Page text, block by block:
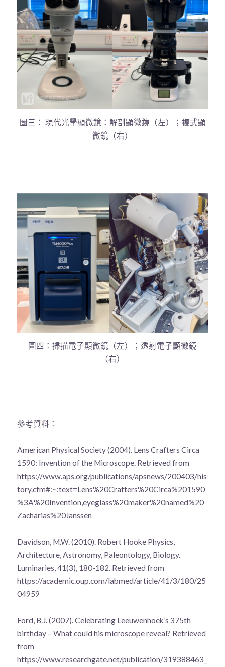
圖三： 現代光學顯微鏡：解剖顯微鏡（左）；複式顯
微鏡（右）
圖四：掃描電子顯微鏡（左）；透射電子顯微鏡
（右）
參考資料：
American Physical Society (2004). Lens Crafters Circa
1590: Invention of the Microscope. Retrieved from
https://www.aps.org/publications/apsnews/200403/his
tory.cfm#:~:text=Lens%20Crafters%20Circa%201590
%3A%20Invention,eyeglass%20maker%20named%20
Zacharias%20Janssen
Davidson, M.W. (2010). Robert Hooke Physics,
Architecture, Astronomy, Paleontology, Biology.
Luminaries, 41(3), 180-182. Retrieved from
https://academic.oup.com/labmed/article/41/3/180/25
04959
Ford, B.J. (2007). Celebrating Leeuwenhoek’s 375th
birthday – What could his microscope reveal? Retrieved
from
https://www.researchgate.net/publication/319388463_